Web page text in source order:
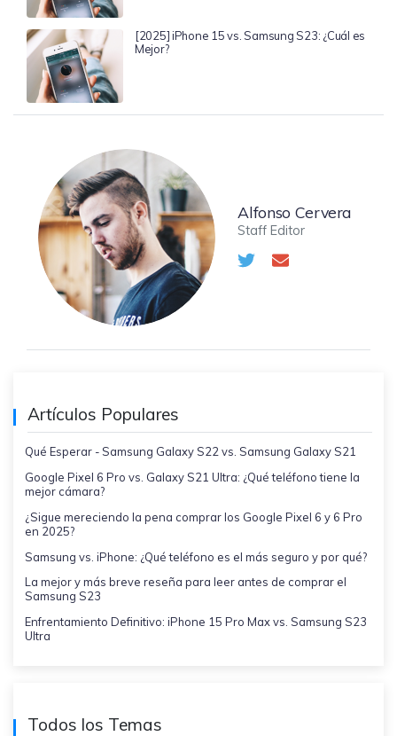
[2025] iPhone 15 vs. Samsung S23: ¿Cuál es
Mejor?
Alfonso Cervera
Staff Editor
Artículos Populares
Qué Esperar - Samsung Galaxy S22 vs. Samsung Galaxy S21
Google Pixel 6 Pro vs. Galaxy S21 Ultra: ¿Qué teléfono tiene la
mejor cámara?
¿Sigue mereciendo la pena comprar los Google Pixel 6 y 6 Pro
en 2025?
Samsung vs. iPhone: ¿Qué teléfono es el más seguro y por qué?
La mejor y más breve reseña para leer antes de comprar el
Samsung S23
Enfrentamiento Definitivo: iPhone 15 Pro Max vs. Samsung S23
Ultra
Todos los Temas